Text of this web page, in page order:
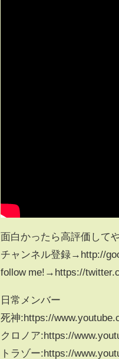
面白かったら高評価して
チャンネル登録→http://
follow me!→https://
日常メンバー
死神:https://
クロノア:https://
トラゾー:https://